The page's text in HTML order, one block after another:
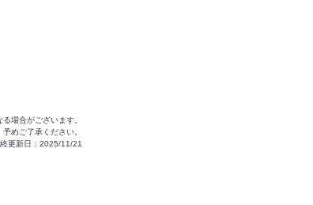
場合がございます。
予めご了承ください。
更新日：2025/11/21